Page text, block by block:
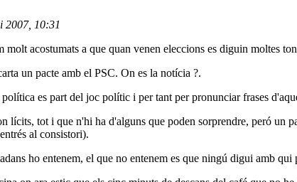
2007, 10:31
molt acostumats a que quan venen eleccions es diguin moltes
un pacte amb el PSC. On es la notícia ?.
es part del joc polític i per tant per pronunciar frases
lícits, tot i que n'hi ha d'alguns que poden sorprendre, peró un
al consistori).
ho entenem, el que no entenem es que ningú digui amb